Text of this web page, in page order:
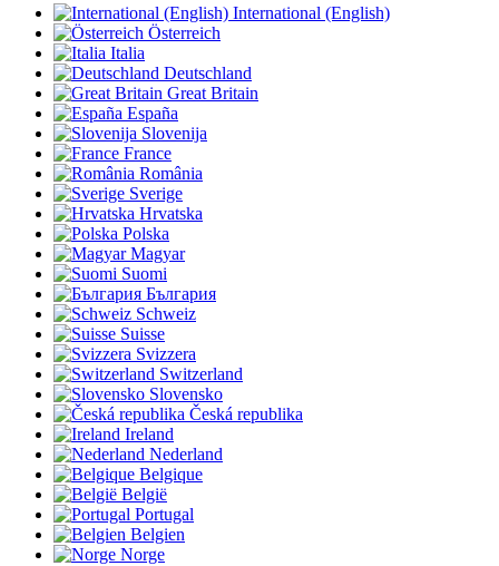
International (English)
Österreich
Italia
Deutschland
Great Britain
España
Slovenija
France
România
Sverige
Hrvatska
Polska
Magyar
Suomi
България
Schweiz
Suisse
Svizzera
Switzerland
Slovensko
Česká republika
Ireland
Nederland
Belgique
België
Portugal
Belgien
Norge